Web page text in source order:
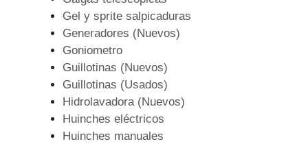
Gel y sprite salpicaduras
Generadores (Nuevos)
Goniometro
Guillotinas (Nuevos)
Guillotinas (Usados)
Hidrolavadora (Nuevos)
Huinches eléctricos
Huinches manuales